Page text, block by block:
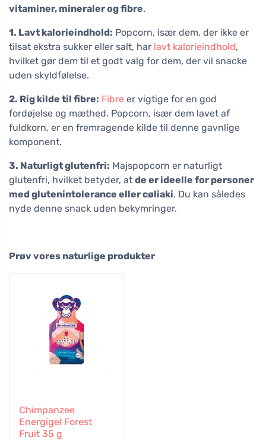
vitaminer, mineraler og fibre.
1. Lavt kalorieindhold: Popcorn, især dem, der ikke er
tilsat ekstra sukker eller salt, har lavt kalorieindhold,
hvilket gør dem til et godt valg for dem, der vil snacke
uden skyldfølelse.
2. Rig kilde til fibre: Fibre er vigtige for en god
fordøjelse og mæthed. Popcorn, især dem lavet af
fuldkorn, er en fremragende kilde til denne gavnlige
komponent.
3. Naturligt glutenfri: Majspopcorn er naturligt
glutenfri, hvilket betyder, at de er ideelle for personer
med glutenintolerance eller cøliaki. Du kan således
nyde denne snack uden bekymringer.
Prøv vores naturlige produkter
Chimpanzee
Energigel Forest
Fruit 35 g